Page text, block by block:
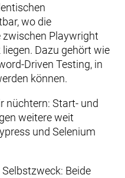
wo die
Playwright
Dazu gehört wie
Driven Testing, in
können.
nüchtern: Start- und
weitere weit
und Selenium
Beide